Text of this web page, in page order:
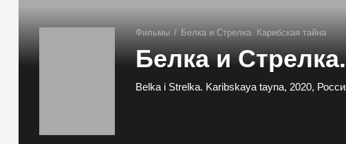
Фильмы / Белка и Стрелка. Карибская тайна
Белка и
Belka i Strelka. Karibskaya tayna, 2020,